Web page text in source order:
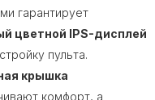
гарантирует
цветной IPS-дисплей
пульта.
крышка
комфорт, а